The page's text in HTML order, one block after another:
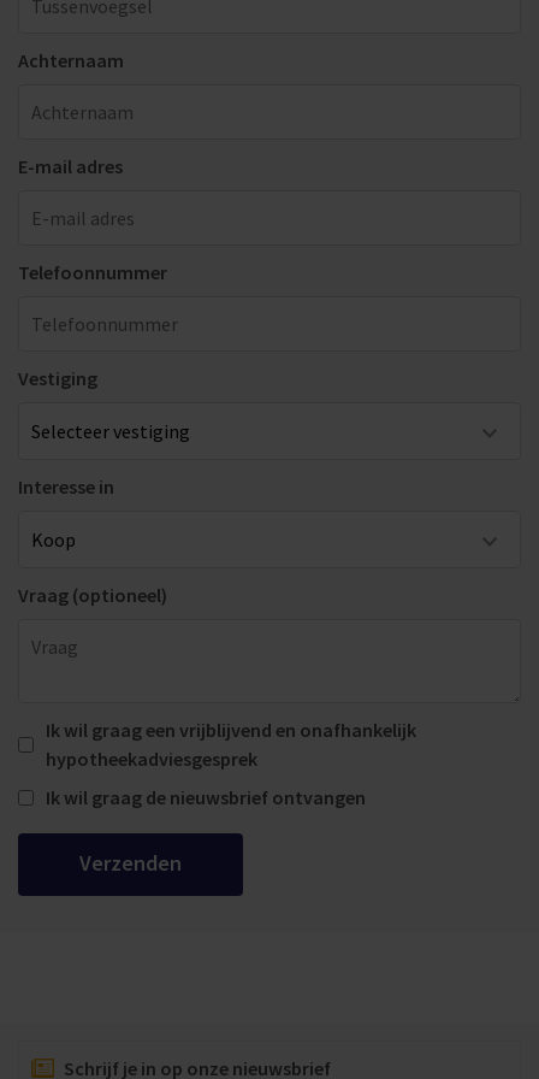
Achternaam
E-mail adres
Telefoonnummer
Vestiging
Interesse in
Vraag (optioneel)
Ik wil graag een vrijblijvend en onafhankelijk
hypotheekadviesgesprek
Ik wil graag de nieuwsbrief ontvangen
Verzenden
Schrijf je in op onze nieuwsbrief